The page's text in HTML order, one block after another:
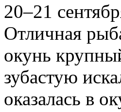
20–21
Отличная
окунь
зубастую
оказалась в